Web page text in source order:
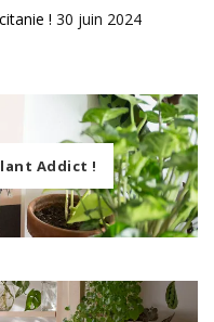
! 30 juin 2024
Addict !